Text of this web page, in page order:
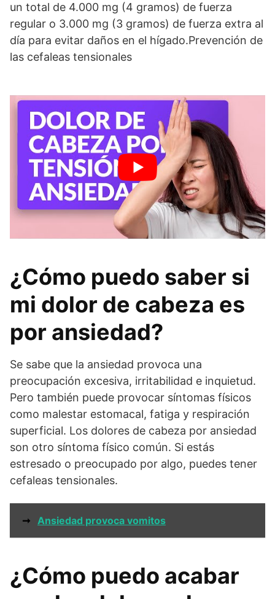
un total de 4.000 mg (4 gramos) de fuerza
regular o 3.000 mg (3 gramos) de fuerza extra al
día para evitar daños en el hígado.Prevención de
las cefaleas tensionales
¿Cómo puedo saber si
mi dolor de cabeza es
por ansiedad?
Se sabe que la ansiedad provoca una
preocupación excesiva, irritabilidad e inquietud.
Pero también puede provocar síntomas físicos
como malestar estomacal, fatiga y respiración
superficial. Los dolores de cabeza por ansiedad
son otro síntoma físico común. Si estás
estresado o preocupado por algo, puedes tener
cefaleas tensionales.
➞ Ansiedad provoca vomitos
¿Cómo puedo acabar